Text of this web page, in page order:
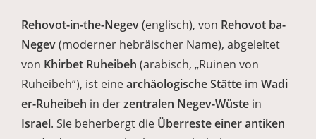
Rehovot-in-the-Negev(englisch), von Rehovot ba-
Negev(moderner hebräischer Name), abgeleitet
von Khirbet Ruheibeh (arabisch, „Ruinen von
Ruheibeh“), ist einearchäologische Stätte im Wadi
er-Ruheibeh in derzentralen Negev-Wüste in
Israel. Sie beherbergt die Überreste einer antiken